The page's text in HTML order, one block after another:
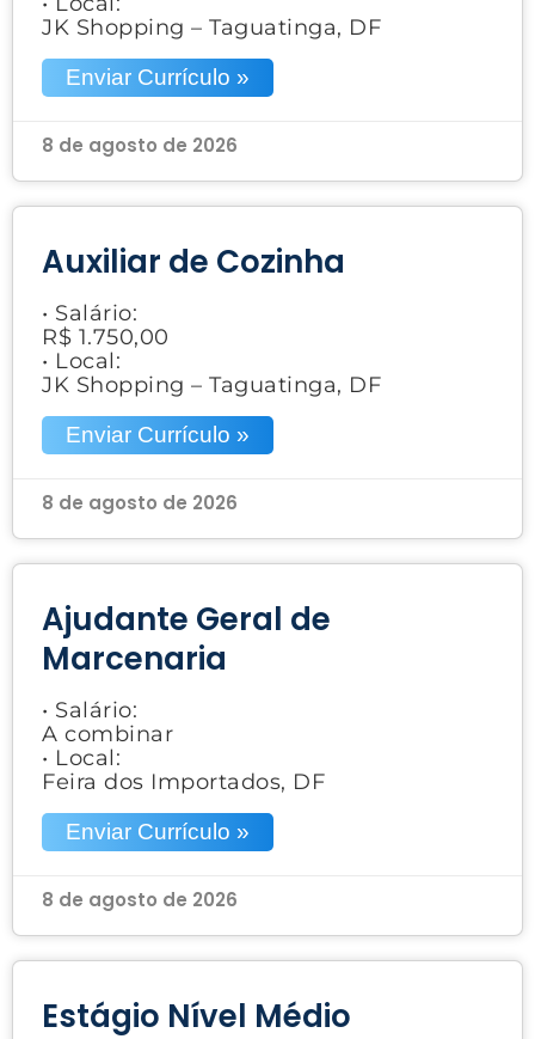
JK Shopping – Taguatinga, DF
Enviar Currículo »
8 de agosto de 2026
Auxiliar de Cozinha
• Salário:
R$ 1.750,00
• Local:
JK Shopping – Taguatinga, DF
Enviar Currículo »
8 de agosto de 2026
Ajudante Geral de
Marcenaria
• Salário:
A combinar
• Local:
Feira dos Importados, DF
Enviar Currículo »
8 de agosto de 2026
Estágio Nível Médio